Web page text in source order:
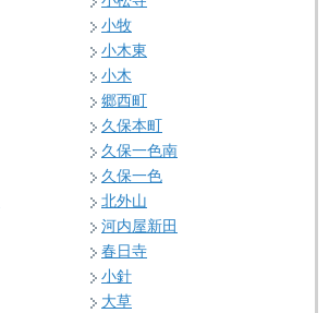
小牧
小木東
小木
郷西町
久保本町
久保一色南
久保一色
北外山
河内屋新田
春日寺
小針
大草